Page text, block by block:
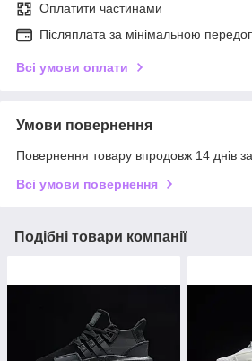
Оплатити частинами
Післяплата за мінімальною
Всі умови оплати
Умови повернення
Повернення товару впродовж 14 днів
Всі умови повернення
Подібні товари компанії